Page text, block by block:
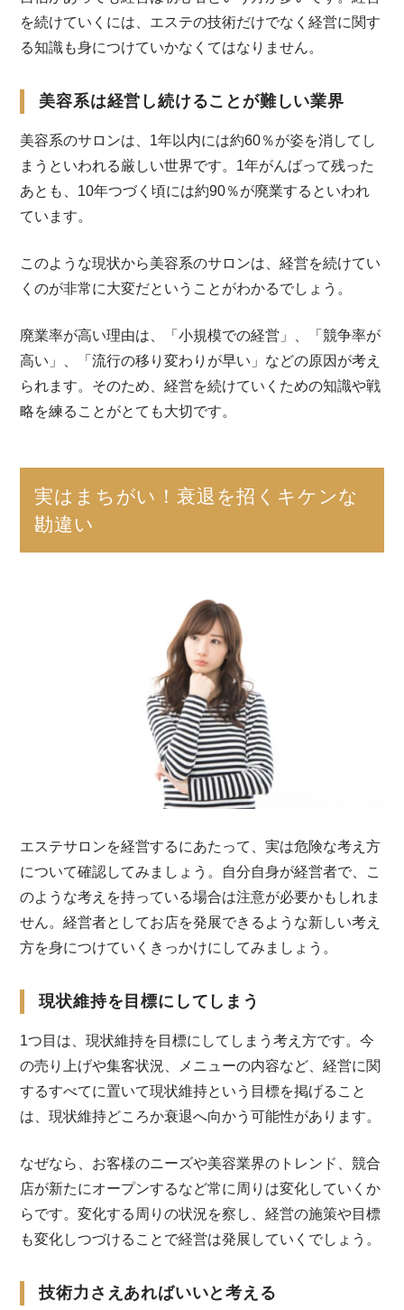
を続けていくには、エステの技術だけでなく経営に関す
る知識も身につけていかなくてはなりません。
美容系は経営し続けることが難しい業界
美容系のサロンは、1年以内には約60％が姿を消してし
まうといわれる厳しい世界です。1年がんばって残った
あとも、10年つづく頃には約90％が廃業するといわれ
ています。
このような現状から美容系のサロンは、経営を続けてい
くのが非常に大変だということがわかるでしょう。
廃業率が高い理由は、「小規模での経営」、「競争率が
高い」、「流行の移り変わりが早い」などの原因が考え
られます。そのため、経営を続けていくための知識や戦
略を練ることがとても大切です。
実はまちがい！衰退を招くキケンな
勘違い
エステサロンを経営するにあたって、実は危険な考え方
について確認してみましょう。自分自身が経営者で、こ
のような考えを持っている場合は注意が必要かもしれま
せん。経営者としてお店を発展できるような新しい考え
方を身につけていくきっかけにしてみましょう。
現状維持を目標にしてしまう
1つ目は、現状維持を目標にしてしまう考え方です。今
の売り上げや集客状況、メニューの内容など、経営に関
するすべてに置いて現状維持という目標を掲げること
は、現状維持どころか衰退へ向かう可能性があります。
なぜなら、お客様のニーズや美容業界のトレンド、競合
店が新たにオープンするなど常に周りは変化していくか
らです。変化する周りの状況を察し、経営の施策や目標
も変化しつづけることで経営は発展していくでしょう。
技術力さえあればいいと考える